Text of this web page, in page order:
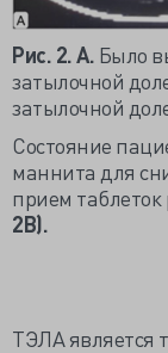
Рис. 2. А. Было
затылочной
затылочной
Состояние
маннита для
прием
2В).
ТЭЛА является